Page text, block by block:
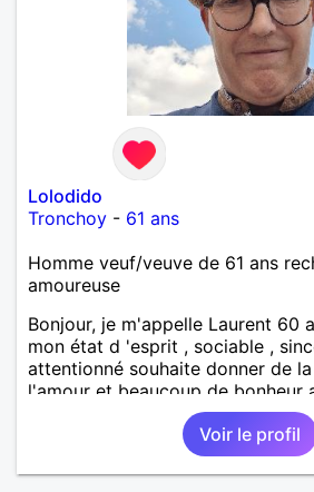
Lolodido
Tronchoy - 61 ans
Homme veuf/veuve de 61 ans
amoureuse
Bonjour, je m'appelle Laurent 60
mon état d 'esprit , sociable ,
attentionné souhaite donner de
l'amour et beaucoup de bonheur
souhaitera partager ma vie .
fin de l 'année et libre de toute
confiance à la femme qui
en toute sincérité. Pour le reste
Voir le profil